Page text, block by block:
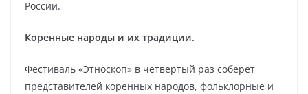
России.
Коренные народы и их традиции.
Фестиваль «Этноскоп» в четвертый раз соберет
представителей коренных народов, фольклорные и